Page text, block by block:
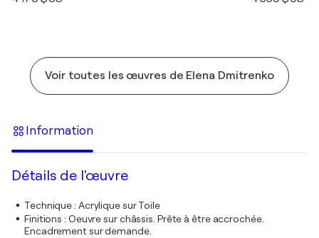
Voir toutes les œuvres de Elena Dmitrenko
Information
Détails de l'œuvre
Technique: Acrylique sur Toile
Finitions : Oeuvre sur châssis. Prête à être accrochée.
Encadrement sur demande.